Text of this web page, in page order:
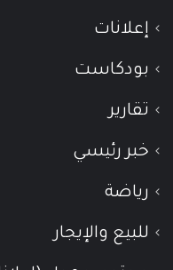
إعلانات
بودكاست
تقارير
خبر رئيسي
رياضة
للبيع والإيجار